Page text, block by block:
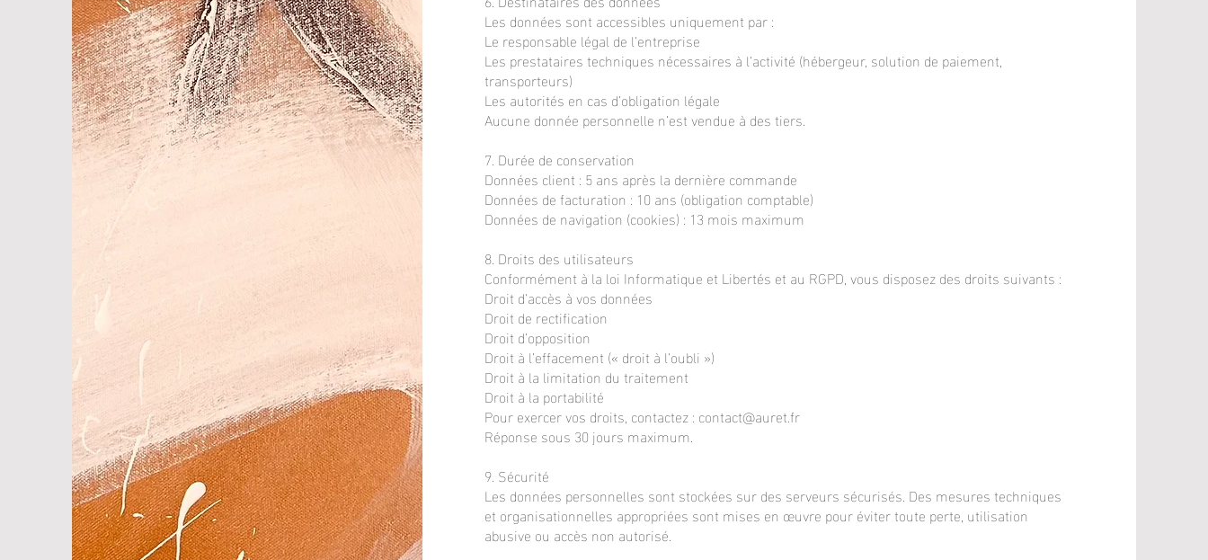
Les données sont accessibles uniquement par :
Le responsable légal de l’entreprise
Les prestataires techniques nécessaires à l’activité (hébergeur, solution de paiement,
transporteurs)
Les autorités en cas d’obligation légale
Aucune donnée personnelle n’est vendue à des tiers.
7. Durée de conservation
Données client : 5 ans après la dernière commande
Données de facturation : 10 ans (obligation comptable)
Données de navigation (cookies) : 13 mois maximum
8. Droits des utilisateurs
Conformément à la loi Informatique et Libertés et au RGPD, vous disposez des droits suivants :
Droit d’accès à vos données
Droit de rectification
Droit d’opposition
Droit à l’effacement (« droit à l’oubli »)
Droit à la limitation du traitement
Droit à la portabilité
Pour exercer vos droits, contactez : contact@auret.fr
Réponse sous 30 jours maximum.
9. Sécurité
Les données personnelles sont stockées sur des serveurs sécurisés. Des mesures techniques
et organisationnelles appropriées sont mises en œuvre pour éviter toute perte, utilisation
abusive ou accès non autorisé.